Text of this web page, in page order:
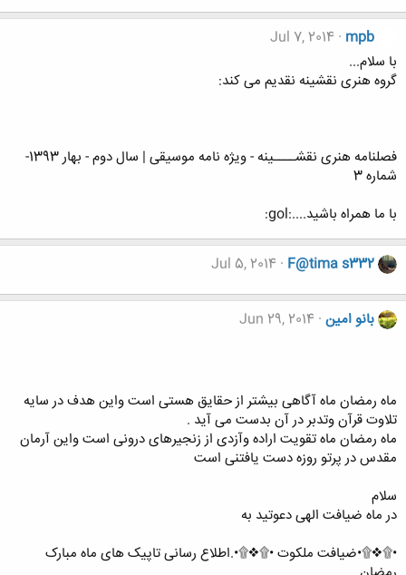
mpb
Jul 7, 2014
با سلام...
گروه هنری نقشینه نقدیم می کند:
فصلنامه هنری نقشــــینه - ویژه نامه موسیقی | سال دوم - بهار 1393-
شماره 3
با ما همراه باشید....:gol:
F@tima s332
Jul 5, 2014
بانو امین Jun 29, 2014
ماه رمضان ماه آگاهی بیشتر از حقایق هستی است واین هدف در سایه
تلاوت قرآن وتدبر در آن بدست می آید .
ماه رمضان ماه تقویت اراده وآزدی از زنجیرهای درونی است واین آرمان
مقدس در پرتو روزه دست یافتنی است
سلام
در ماه ضیافت الهی دعوتید به
•۩❖۩•ضیافت ملکوت •۩❖۩•.اطلاع رسانی تاپیک های ماه مبارک